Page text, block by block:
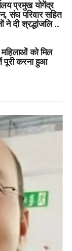
प्रमुख योगेंद्र
संघ परिवार सहित
ने दी श्रद्धांजलि ..
को मिल
करना हुआ